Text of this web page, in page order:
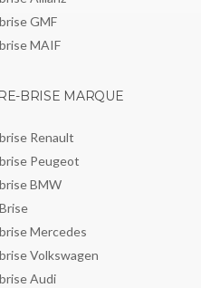
GMF
MAIF
BRISE MARQUE
Renault
Peugeot
BMW
Mercedes
Volkswagen
Audi